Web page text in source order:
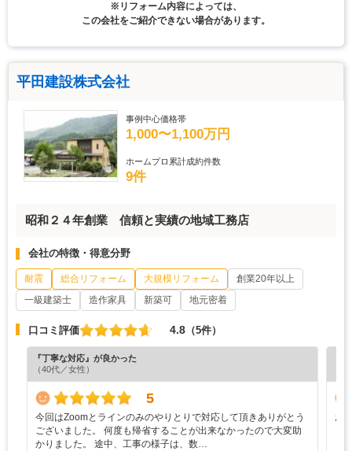
※リフォーム内容によっては、
この会社をご紹介できない場合があります。
平田建設株式会社
事例中心価格帯
1,000〜1,100万円
ホームプロ累計成約件数
9件
昭和２４年創業 信頼と実績の地域工務店
会社の特徴・得意分野
耐震 総合リフォーム 大規模リフォーム
創業20年以上
一級建築士
造作家具 新築可 地元密着
口コミ評価 4.8 （5件）
『丁寧な対応』が良かった
（40代／女性）
5
今回はZoomとラインのみのやりとりで対応して頂きありがとう
ございました。 何度も帰省することが出来なかったので大変助
かりました。 途中、工事の様子は、数…
お